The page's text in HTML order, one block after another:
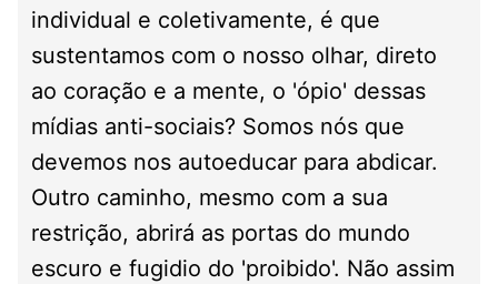
individual e coletivamente, é que
sustentamos com o nosso olhar, direto
ao coração e a mente, o 'ópio' dessas
mídias anti-sociais? Somos nós que
devemos nos autoeducar para abdicar.
Outro caminho, mesmo com a sua
restrição, abrirá as portas do mundo
escuro e fugidio do 'proibido'. Não assim